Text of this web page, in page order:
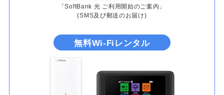
「SoftBank 光 ご利用開始のご案内」
(SMS及び郵送のお届け)
無料Wi-Fiレンタル